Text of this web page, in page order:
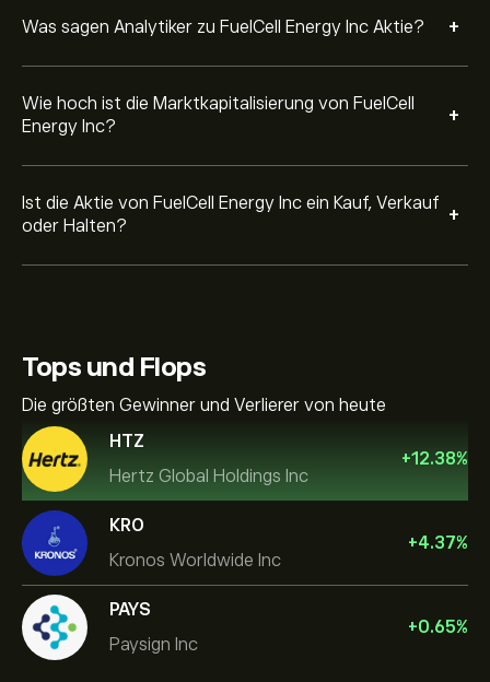
Was sagen Analytiker zu FuelCell Energy Inc Aktie? +
Wie hoch ist die Marktkapitalisierung von FuelCell
Energy Inc?
+
Ist die Aktie von FuelCell Energy Inc ein Kauf, Verkauf
oder Halten?
+
Tops und Flops
Die größten Gewinner und Verlierer von heute
HTZ
Hertz Global Holdings Inc
+12.38%
KRO
Kronos Worldwide Inc
+4.37%
PAYS
Paysign Inc
+0.65%